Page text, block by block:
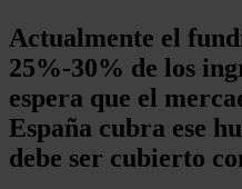
Actualmente el
25%‑30% de los
espera que el
España cubra ese
debe ser cubierto